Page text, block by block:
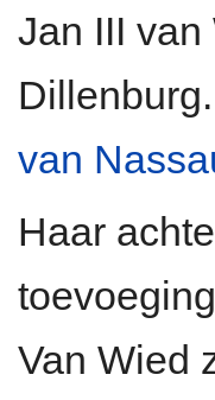
Jan III
van
Haar
Van Wied